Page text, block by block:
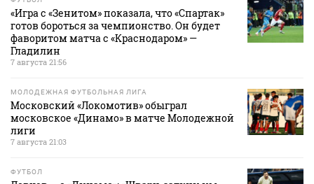
«Игра с «Зенитом» показала, что «Спартак»
готов бороться за чемпионство. Он будет
фаворитом матча с «Краснодаром» —
Гладилин
7 августа 21:56
МОЛОДЕЖНАЯ ФУТБОЛЬНАЯ ЛИГА
Московский «Локомотив» обыграл
московское «Динамо» в матче Молодежной
лиги
7 августа 21:03
ФУТБОЛ